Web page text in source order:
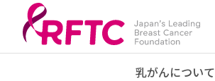
乳がんについて